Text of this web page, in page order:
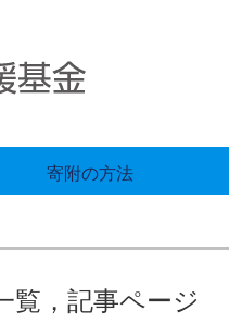
寄附の方法
覧，記事ページ